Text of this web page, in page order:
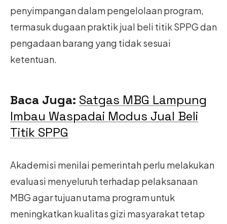
penyimpangan dalam pengelolaan program,
termasuk dugaan praktik jual beli titik SPPG dan
pengadaan barang yang tidak sesuai
ketentuan.
Baca Juga: Satgas MBG Lampung
Imbau Waspadai Modus Jual Beli
Titik SPPG
Akademisi menilai pemerintah perlu melakukan
evaluasi menyeluruh terhadap pelaksanaan
MBG agar tujuan utama program untuk
meningkatkan kualitas gizi masyarakat tetap